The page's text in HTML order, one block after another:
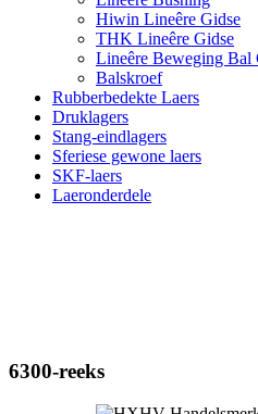
Hiwin Lineêre Gidse
THK Lineêre Gidse
Lineêre Beweging Bal
Balskroef
Rubberbedekte Laers
Druklagers
Stang-eindlagers
Sferiese gewone laers
SKF-laers
Laeronderdele
6300-reeks